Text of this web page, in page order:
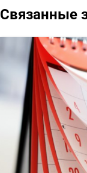
Связанные